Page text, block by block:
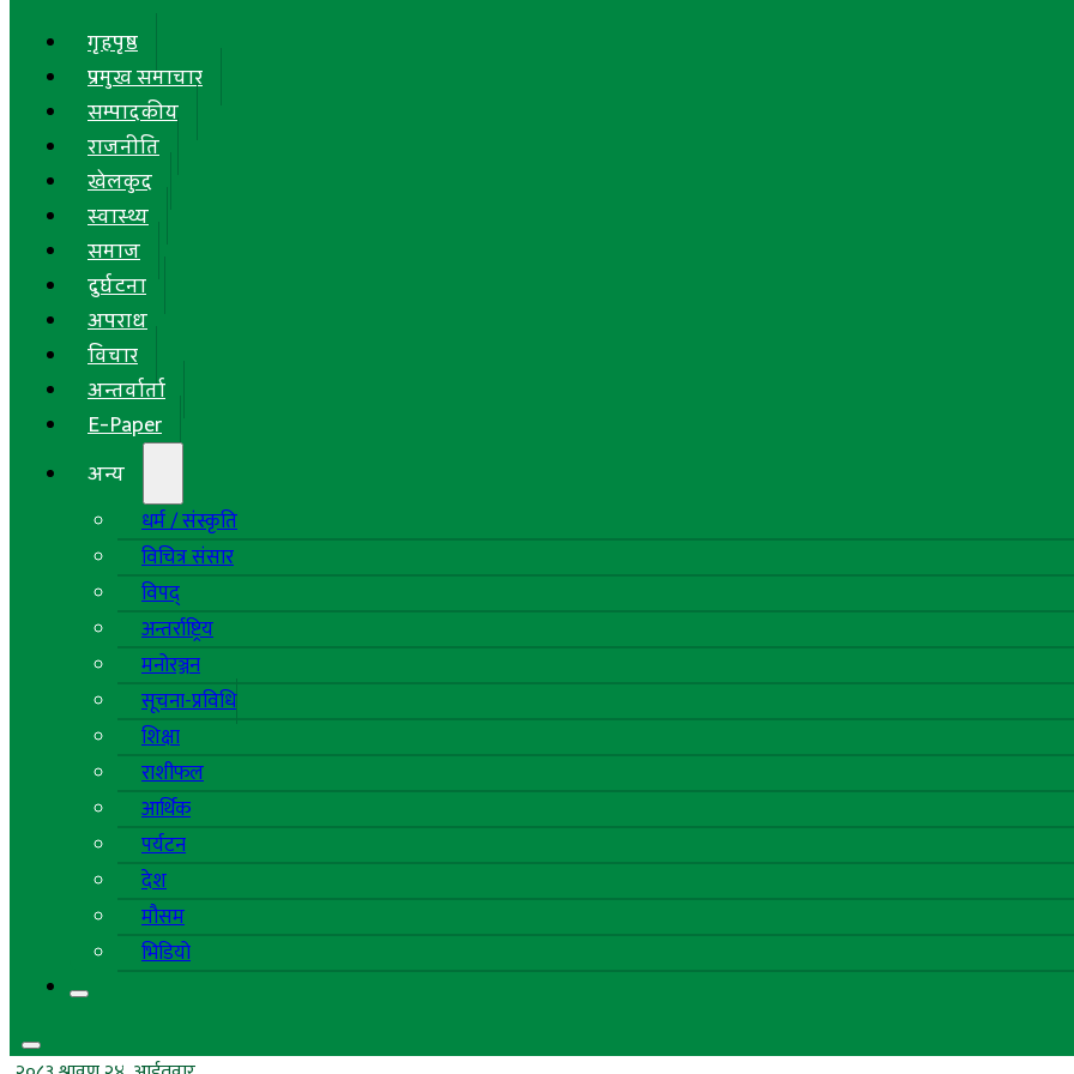
गृहपृष्ठ
प्रमुख समाचार
सम्पादकीय
राजनीति
खेलकुद
स्वास्थ्य
समाज
दुर्घटना
अपराध
विचार
अन्तर्वार्ता
E-Paper
अन्य
धर्म / संस्कृति
विचित्र संसार
विपद्
अन्तर्राष्ट्रिय
मनोरञ्जन
सूचना-प्रविधि
शिक्षा
राशीफल
आर्थिक
पर्यटन
देश
मौसम
भिडियो